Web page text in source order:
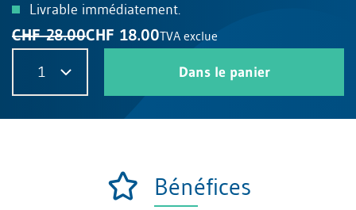
Livrable immédiatement.
CHF 28.00CHF 18.00TVA exclue
1 Dans le panier
Bénéfices